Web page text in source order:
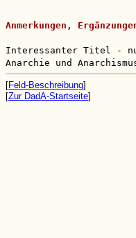
Anmerkungen,
Interessanter Titel -
Anarchie und
[Feld-Beschreibung]
[Zur DadA-Startseite]